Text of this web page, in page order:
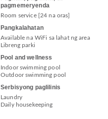
pagmemeryenda
Room service [24 na oras]
Pangkalahatan
Available na WiFi sa lahat ng area
Libreng parki
Pool and wellness
Indoor swimming pool
Outdoor swimming pool
Serbisyong paglilinis
Laundry
Daily housekeeping